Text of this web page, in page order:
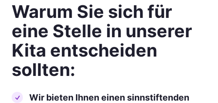
Warum Sie sich für
eine Stelle in unserer
Kita entscheiden
sollten:
Wir bieten Ihnen einen sinnstiftenden